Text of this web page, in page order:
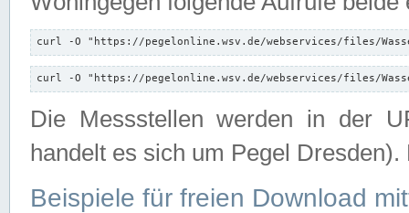
curl -O "https://pegelonline.wsv.de/webservices/files/
curl -O "https://pegelonline.wsv.de/webservices/files/
Die Messstellen werden in der
handelt es sich um Pegel
Beispiele für freien Download